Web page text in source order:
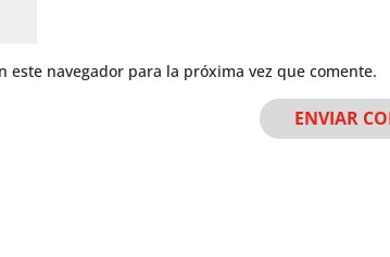
navegador para la próxima vez que comente.